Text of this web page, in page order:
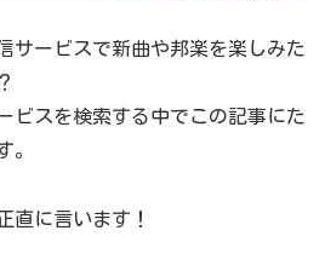
サービスで新曲や邦楽を楽しみた
ビスを検索する中でこの記事にた
。
直に言います！